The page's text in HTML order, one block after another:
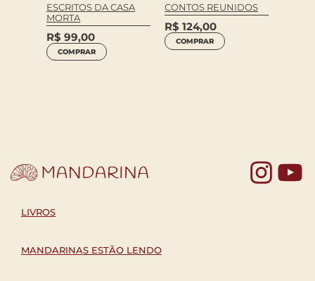
ESCRITOS DA CASA
MORTA
R$ 99,00
COMPRAR
CONTOS REUNIDOS
R$ 124,00
COMPRAR
LIVROS
MANDARINAS ESTÃO LENDO